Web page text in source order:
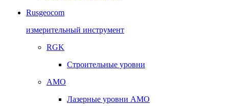
Rusgeocom
измерительный инструмент
RGK
Строительные уровни
AMO
Лазерные уровни AMO